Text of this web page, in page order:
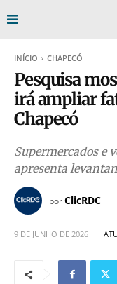
INÍCIO CHAPECÓ
Pesquisa
irá ampliar
Chapecó
Supermercados e
apresenta
porClicRDC
9 DE JUNHO DE 2026